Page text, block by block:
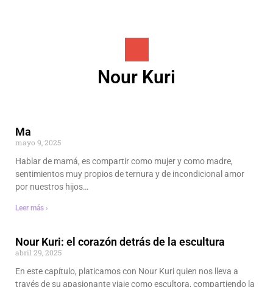
Nour Kuri
Ma
mayo 9, 2025
Hablar de mamá, es compartir como mujer y como madre,
sentimientos muy propios de ternura y de incondicional amor
por nuestros hijos…
Leer más ›
Nour Kuri: el corazón detrás de la escultura
abril 29, 2025
En este capítulo, platicamos con Nour Kuri quien nos lleva a
través de su apasionante viaje como escultora, compartiendo la